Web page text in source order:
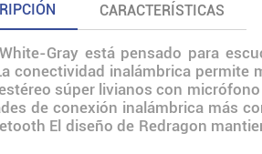
CARACTERÍSTICAS
Gray está pensado para
inalámbrica permite
súper livianos con
de conexión inalámbrica más
El diseño de Redragon